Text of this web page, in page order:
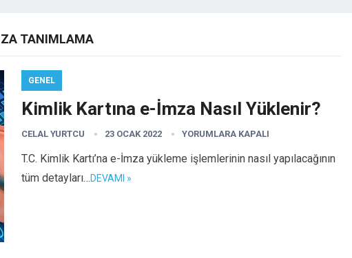
TANIMLAMA
GENEL
Kimlik Kartına e-İmza Nasıl Yüklenir?
CELAL YURTCU 23 OCAK 2022 YORUMLARA KAPALI
T.C. Kimlik Kartı’na e-İmza yükleme işlemlerinin nasıl yapılacağının
tüm detayları…DEVAMI »